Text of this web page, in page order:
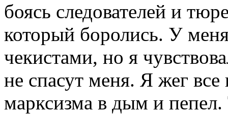
боясь следователей и
который боролись. У
чекистами, но я
не спасут меня. Я жег все
марксизма в дым и пепел.